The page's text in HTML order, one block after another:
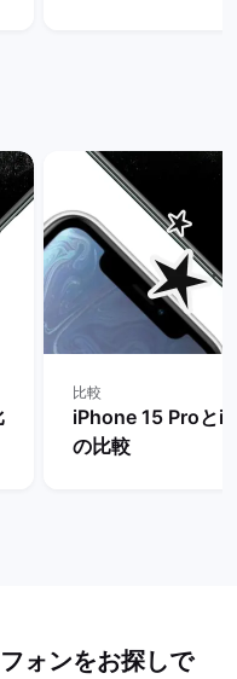
比較
iPhone 15 Proと
の比較
ォンをお探しで